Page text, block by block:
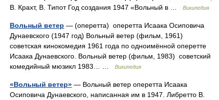
В. Крахт, В. Типот Год создания 1947 «Вольный в …
Википедия
Вольный ветер — (оперетта) оперетта Исаака Осиповича
Дунаевского (1947 год) Вольный ветер (фильм, 1961)
советская кинокомедия 1961 года по одноимённой оперетте
Исаака Дунаевского. Вольный ветер (фильм, 1983) советский
комедийный мюзикл 1983… …
Википедия
«Вольный ветер» — Вольный ветер оперетта Исаака
Осиповича Дунаевского, написанная им в 1947. Либретто В.